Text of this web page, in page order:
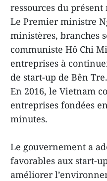
ressources du
Le Premier ministre
ministères, branches
communiste Hô Chi
entreprises à
de start-up de Bên Tre.
En 2016, le Vietnam
entreprises fondées
minutes.
Le gouvernement a
favorables aux start-
améliorer